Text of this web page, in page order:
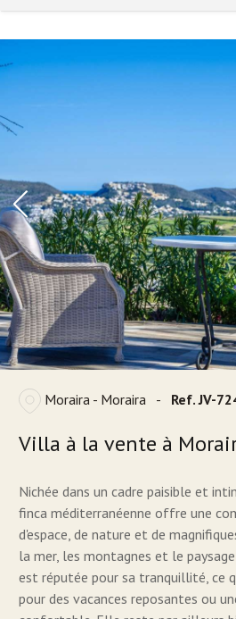
Moraira - Moraira - Ref. JV-
Villa à la vente à
Nichée dans un cadre paisible et
finca méditerranéenne offre une
d'espace, de nature et de
la mer, les montagnes et le
est réputée pour sa tranquillité, ce
pour des vacances reposantes ou